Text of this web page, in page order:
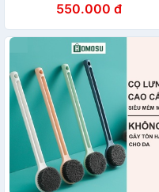
chết body,trị mụn lưng, giảm
mụn
550.000 đ